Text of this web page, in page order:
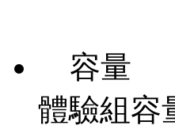
容量
體驗組容